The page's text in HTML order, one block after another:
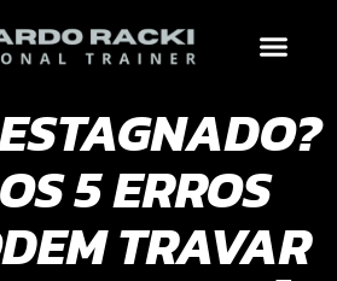
5 ERROS
TRAVAR